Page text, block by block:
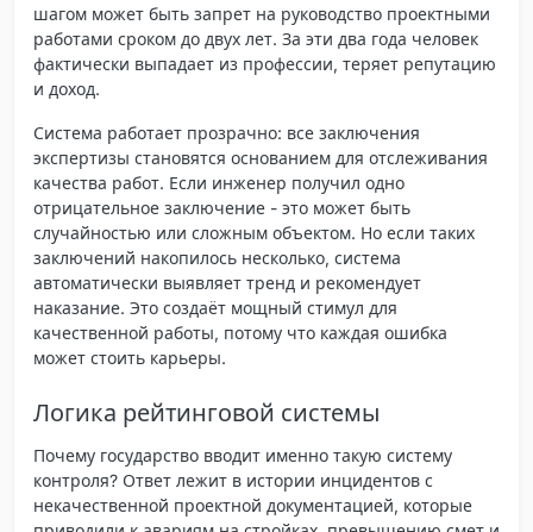
шагом может быть запрет на руководство проектными
работами сроком до двух лет. За эти два года человек
фактически выпадает из профессии, теряет репутацию
и доход.
Система работает прозрачно: все заключения
экспертизы становятся основанием для отслеживания
качества работ. Если инженер получил одно
отрицательное заключение - это может быть
случайностью или сложным объектом. Но если таких
заключений накопилось несколько, система
автоматически выявляет тренд и рекомендует
наказание. Это создаёт мощный стимул для
качественной работы, потому что каждая ошибка
может стоить карьеры.
Логика рейтинговой системы
Почему государство вводит именно такую систему
контроля? Ответ лежит в истории инцидентов с
некачественной проектной документацией, которые